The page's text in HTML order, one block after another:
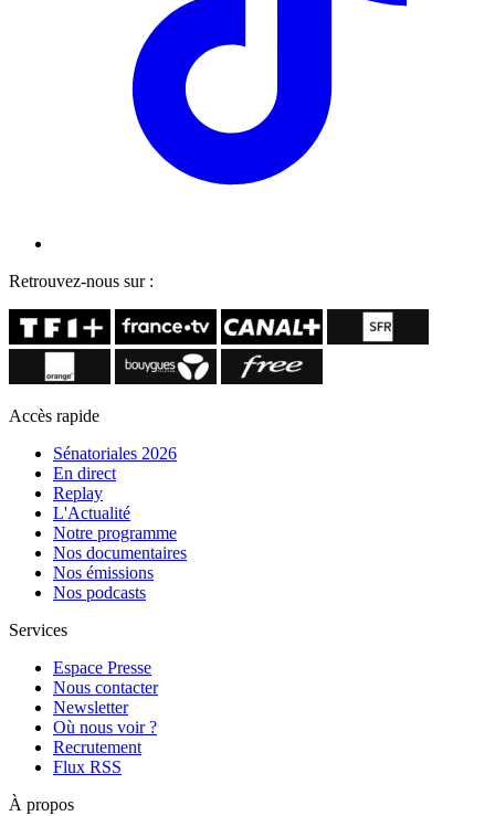
Retrouvez-nous sur :
Accès rapide
Sénatoriales 2026
En direct
Replay
L'Actualité
Notre programme
Nos documentaires
Nos émissions
Nos podcasts
Services
Espace Presse
Nous contacter
Newsletter
Où nous voir ?
Recrutement
Flux RSS
À propos